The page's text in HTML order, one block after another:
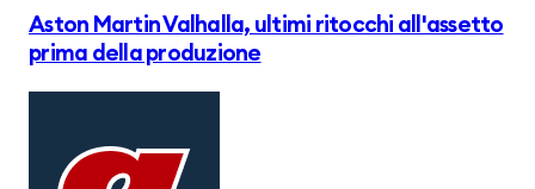
Aston Martin Valhalla, ultimi ritocchi all'assetto
prima della produzione